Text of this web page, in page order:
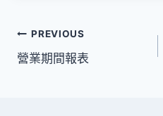
文
章
PREVIOUS
營業期間報表